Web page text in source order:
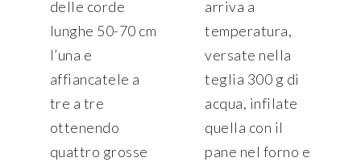
delle corde
lunghe 50-70 cm
l’una e
affiancatele a
tre a tre
ottenendo
quattro grosse
arriva a
temperatura,
versate nella
teglia 300 g di
acqua, infilate
quella con il
pane nel forno e